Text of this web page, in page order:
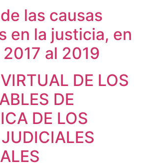
las causas
en la justicia, en
al 2019
DE LOS
DE
DE LOS